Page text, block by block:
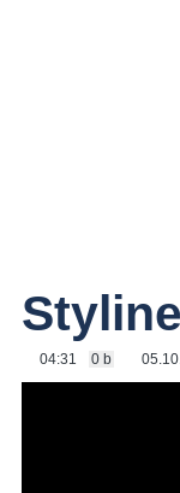
04:31 0 b